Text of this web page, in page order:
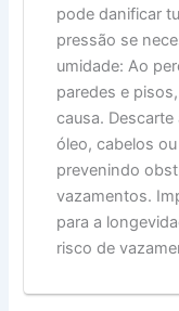
pode danificar
pressão se
umidade: Ao
paredes e
causa.
óleo, cabelos
prevenindo
vazamentos.
para a
risco de